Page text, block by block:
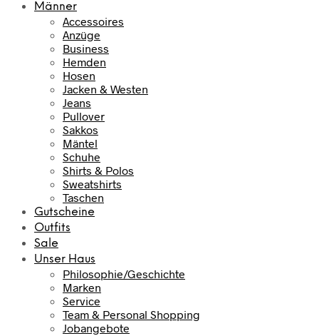
Männer
Accessoires
Anzüge
Business
Hemden
Hosen
Jacken & Westen
Jeans
Pullover
Sakkos
Mäntel
Schuhe
Shirts & Polos
Sweatshirts
Taschen
Gutscheine
Outfits
Sale
Unser Haus
Philosophie/Geschichte
Marken
Service
Team & Personal Shopping
Jobangebote